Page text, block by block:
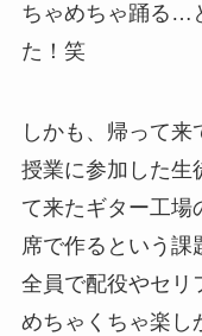
ちゃめちゃ踊る…
た！笑
しかも、帰って
授業に参加した生
て来たギター工場
席で作るという課
全員で配役やセリ
めちゃくちゃ楽し